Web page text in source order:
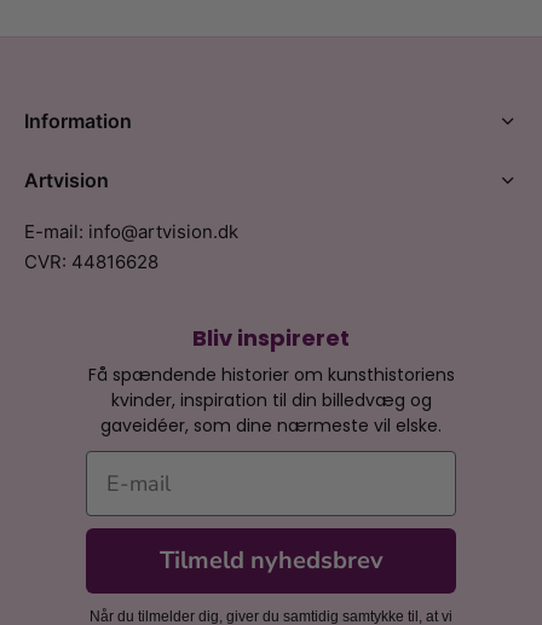
Bliv inspireret
Få spændende historier om kunsthistoriens
kvinder, inspiration til din billedvæg og
gaveidéer, som dine nærmeste vil elske.
E-mail
Tilmeld nyhedsbrev
Når du tilmelder dig, giver du samtidig samtykke til, at vi
Information
Artvision
E-mail: info@artvision.dk
CVR: 44816628